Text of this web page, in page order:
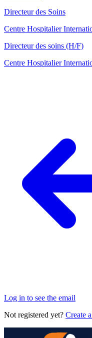
Directeur des Soins
Centre Hospitalier
Directeur des soins (H/F)
Centre Hospitalier
Log in to see the email
Not registered yet? Create